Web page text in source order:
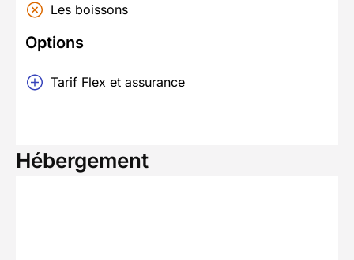
Les boissons
Options
Tarif Flex et assurance
Hébergement